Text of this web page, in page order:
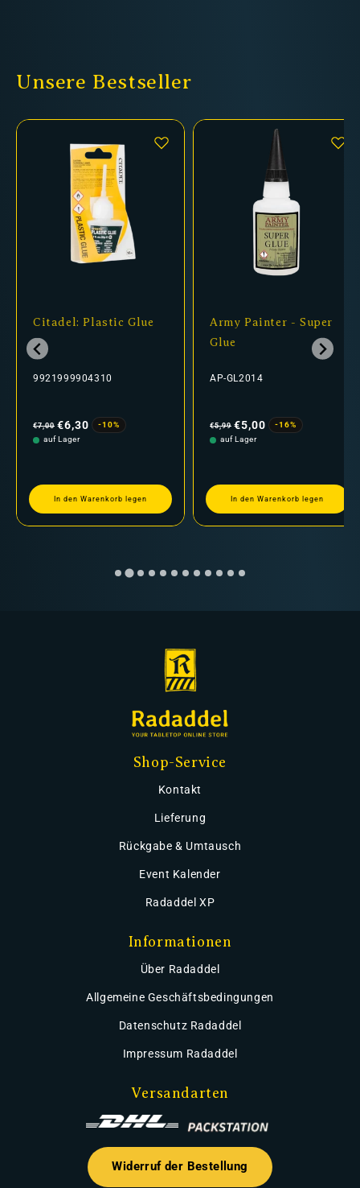
Unsere Bestseller
Citadel: Plastic Glue
9921999904310
Preis
€7,00 €6,30
-10%
auf Lager
In den Warenkorb legen
Army Painter - Super
Glue
AP-GL2014
Preis
€5,99 €5,00
-16%
auf Lager
In den Warenkorb legen
Shop-Service
Kontakt
Lieferung
Rückgabe & Umtausch
Event Kalender
Radaddel XP
Informationen
Über Radaddel
Allgemeine Geschäftsbedingungen
Datenschutz Radaddel
Impressum Radaddel
Versandarten
Widerruf der Bestellung